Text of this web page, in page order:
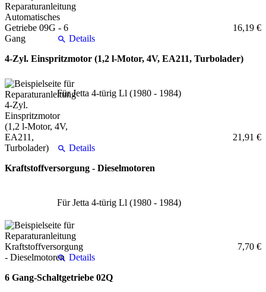
16,19 €
Details
4-Zyl. Einspritzmotor (1,2 l-Motor, 4V, EA211, Turbolader)
Für Jetta 4-türig Ll (1980 - 1984)
21,91 €
Details
Kraftstoffversorgung - Dieselmotoren
Für Jetta 4-türig Ll (1980 - 1984)
7,70 €
Details
6 Gang-Schaltgetriebe 02Q